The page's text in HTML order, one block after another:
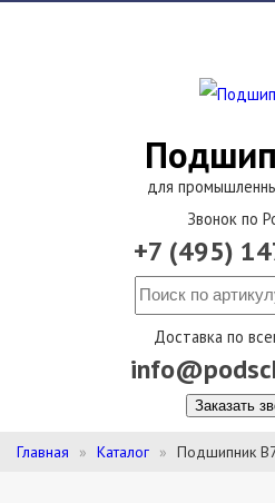
для
Звонок по
+7 (495)
Доставка по
Заказать
Главная Каталог Подшипник